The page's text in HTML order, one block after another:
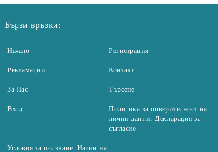
Бързи връзки:
Начало
Рекламации
За Нас
Вход
Регистрация
Контакт
Търсене
Политика за поверителност на
лични данни. Декларация за
съгласие
Условия за ползване. Начин на